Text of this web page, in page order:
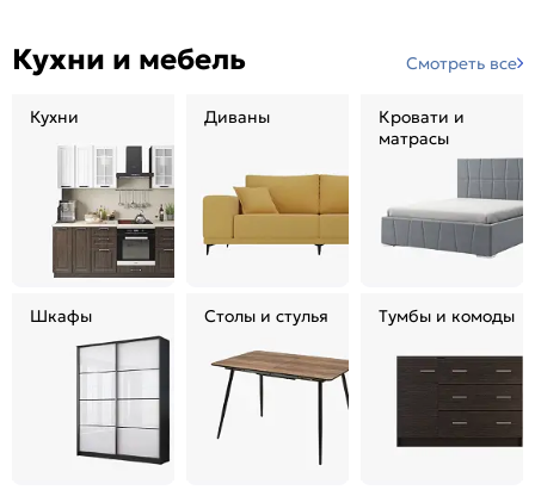
Кухни и мебель Смотреть все
Кухни Диваны
Кровати и
матрасы
Шкафы Столы и стулья Тумбы и комоды